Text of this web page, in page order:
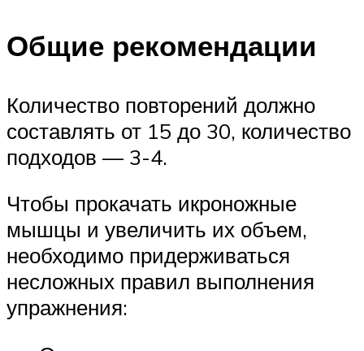
Общие рекомендации
Количество повторений должно
составлять от 15 до 30, количество
подходов — 3-4.
Чтобы прокачать икроножные
мышцы и увеличить их объем,
необходимо придерживаться
несложных правил выполнения
упражнения: